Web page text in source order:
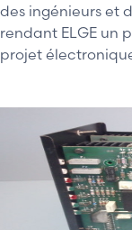
des ingénieurs et
rendant ELGE un
projet